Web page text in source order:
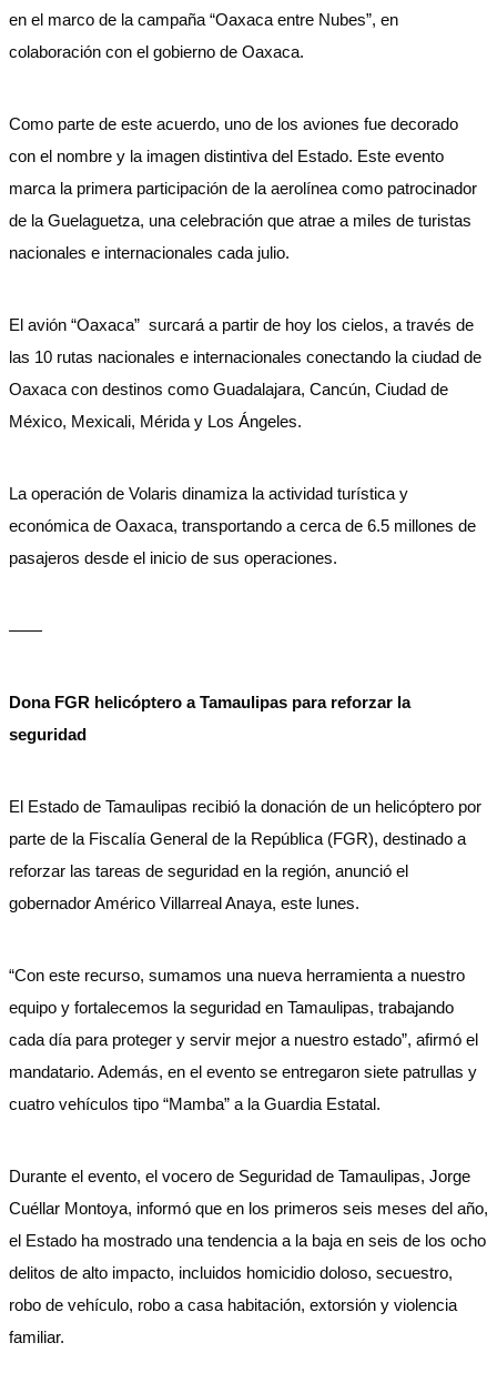
en el marco de la campaña “Oaxaca entre Nubes”, en
colaboración con el gobierno de Oaxaca.
Como parte de este acuerdo, uno de los aviones fue decorado
con el nombre y la imagen distintiva del Estado. Este evento
marca la primera participación de la aerolínea como patrocinador
de la Guelaguetza, una celebración que atrae a miles de turistas
nacionales e internacionales cada julio.
El avión “Oaxaca” surcará a partir de hoy los cielos, a través de
las 10 rutas nacionales e internacionales conectando la ciudad de
Oaxaca con destinos como Guadalajara, Cancún, Ciudad de
México, Mexicali, Mérida y Los Ángeles.
La operación de Volaris dinamiza la actividad turística y
económica de Oaxaca, transportando a cerca de 6.5 millones de
pasajeros desde el inicio de sus operaciones.
——
Dona FGR helicóptero a Tamaulipas para reforzar la
seguridad
El Estado de Tamaulipas recibió la donación de un helicóptero por
parte de la Fiscalía General de la República (FGR), destinado a
reforzar las tareas de seguridad en la región, anunció el
gobernador Américo Villarreal Anaya, este lunes.
“Con este recurso, sumamos una nueva herramienta a nuestro
equipo y fortalecemos la seguridad en Tamaulipas, trabajando
cada día para proteger y servir mejor a nuestro estado”, afirmó el
mandatario. Además, en el evento se entregaron siete patrullas y
cuatro vehículos tipo “Mamba” a la Guardia Estatal.
Durante el evento, el vocero de Seguridad de Tamaulipas, Jorge
Cuéllar Montoya, informó que en los primeros seis meses del año,
el Estado ha mostrado una tendencia a la baja en seis de los ocho
delitos de alto impacto, incluidos homicidio doloso, secuestro,
robo de vehículo, robo a casa habitación, extorsión y violencia
familiar.